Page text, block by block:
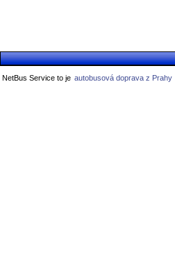
NetBus Service to je autobusová doprava z Prahy